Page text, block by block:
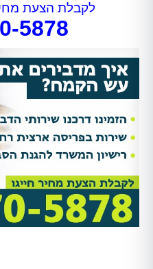
לקבלת הצעת
5878